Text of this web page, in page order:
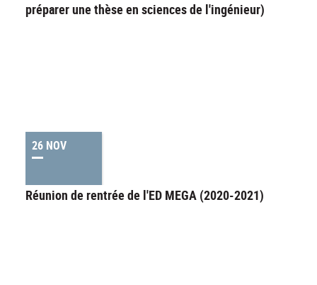
préparer une thèse en sciences de l'ingénieur)
26 NOV
Réunion de rentrée de l'ED MEGA (2020-2021)